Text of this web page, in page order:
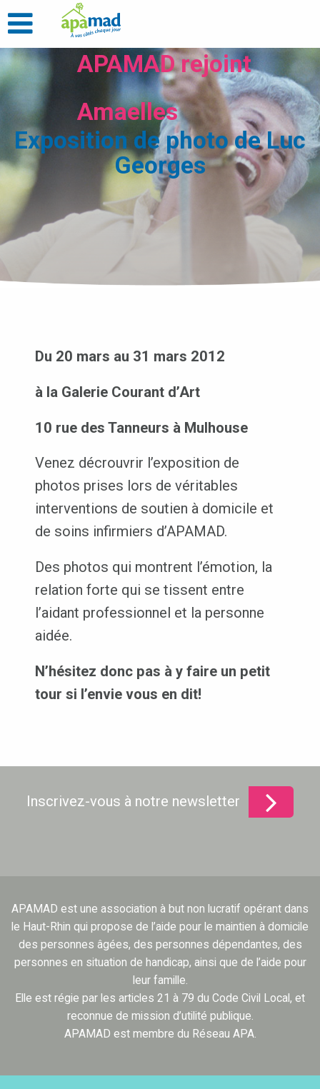
APAMAD rejoint
Amaelles
Exposition de photo de Luc
Georges
Du 20 mars au 31 mars 2012
à la Galerie Courant d’Art
10 rue des Tanneurs à Mulhouse
Venez décrouvrir l’exposition de
photos prises lors de véritables
interventions de soutien à domicile et
de soins infirmiers d’APAMAD.
Des photos qui montrent l’émotion, la
relation forte qui se tissent entre
l’aidant professionnel et la personne
aidée.
N’hésitez donc pas à y faire un petit
tour si l’envie vous en dit!
Inscrivez-vous à notre newsletter
APAMAD est une association à but non lucratif opérant dans
le Haut-Rhin qui propose de l’aide pour le maintien à domicile
des personnes âgées, des personnes dépendantes, des
personnes en situation de handicap, ainsi que de l’aide pour
leur famille.
Elle est régie par les articles 21 à 79 du Code Civil Local, et
reconnue de mission d’utilité publique.
APAMAD est membre du Réseau APA.